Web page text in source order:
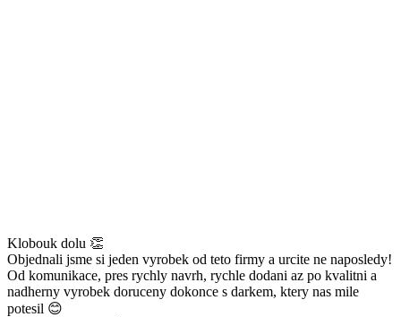
Klobouk dolu 👏
Objednali jsme si jeden vyrobek od teto firmy a urcite ne naposledy!
Od komunikace, pres rychly navrh, rychle dodani az po kvalitni a
nadherny vyrobek doruceny dokonce s darkem, ktery nas mile
potesil 😊